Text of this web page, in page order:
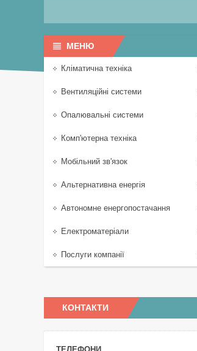
Кліматична техніка
Вентиляційні системи
Опалювальні системи
Комп'ютерна техніка
Мобільний зв'язок
Альтернативна енергія
Автономне енергопостачання
Електроматеріали
Послуги компанії
КОНТАКТИ